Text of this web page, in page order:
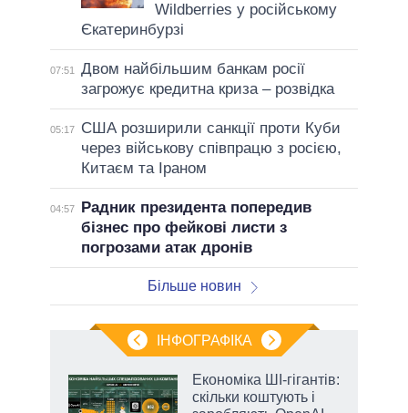
Wildberries у російському
Єкатеринбурзі
07:51
Двом найбільшим банкам росії
загрожує кредитна криза – розвідка
05:17
США розширили санкції проти Куби
через військову співпрацю з росією,
Китаєм та Іраном
04:57
Радник президента попередив
бізнес про фейкові листи з
погрозами атак дронів
Більше новин
ІНФОГРАФІКА
Економіка ШІ-гігантів:
скільки коштують і